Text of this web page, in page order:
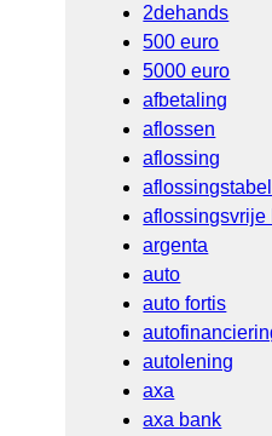
2dehands
500 euro
5000 euro
afbetaling
aflossen
aflossing
aflossingstabel
aflossingsvrije
argenta
auto
auto fortis
autolening
axa
axa bank